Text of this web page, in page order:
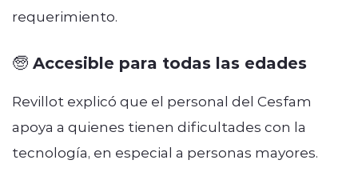
requerimiento.
🧓 Accesible para todas las edades
Revillot explicó que el personal del Cesfam
apoya a quienes tienen dificultades con la
tecnología, en especial a personas mayores.